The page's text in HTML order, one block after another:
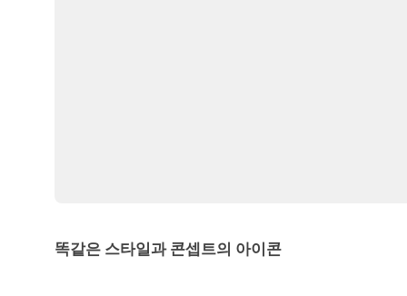
똑같은 스타일과 콘셉트의 아이콘